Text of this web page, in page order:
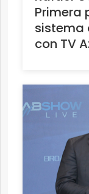
Primera
sistema
con TV